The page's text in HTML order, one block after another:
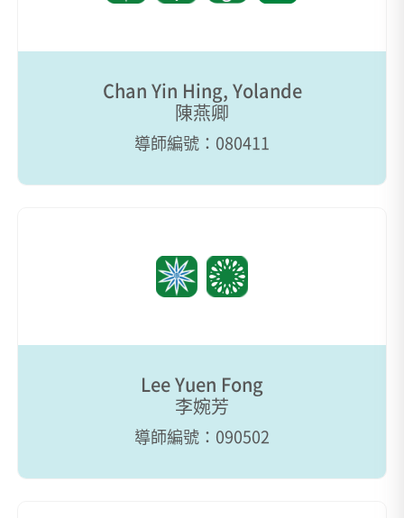
Chan Yin Hing, Yolande
陳燕卿
導師編號：080411
Lee Yuen Fong
李婉芳
導師編號：090502